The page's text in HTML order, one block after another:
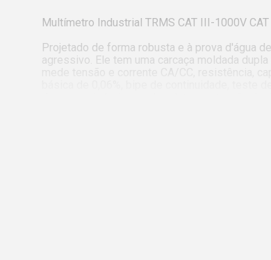
Multímetro Industrial TRMS CAT III-1000V
Projetado de forma robusta e à prova d'água
agressivo. Ele tem uma carcaça moldada
sonda de temperatura de fio tipo K (-20 a 250
- Resolução máx. da temperatura (tipo K): -20